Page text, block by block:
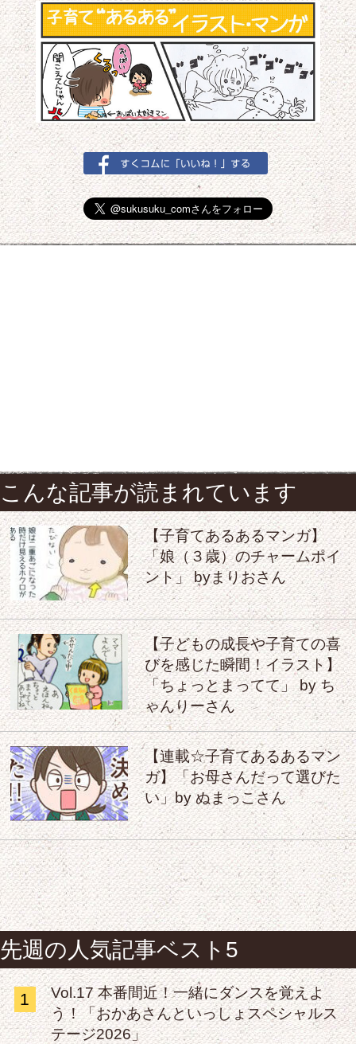
こんな記事が読まれています
【子育てあるあるマンガ】
「娘（３歳）のチャームポイ
ント」 byまりおさん
【子どもの成長や子育ての喜
びを感じた瞬間！イラスト】
「ちょっとまってて」 by ち
ゃんりーさん
【連載☆子育てあるあるマン
ガ】「お母さんだって選びた
い」by ぬまっこさん
先週の人気記事ベスト5
1
Vol.17 本番間近！一緒にダンスを覚えよ
う！「おかあさんといっしょスペシャルス
テージ2026」